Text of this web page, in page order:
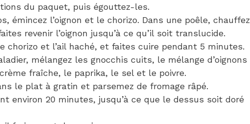
du paquet, puis égouttez-les.
émincez l’oignon et le chorizo. Dans une poêle, chauffez
revenir l’oignon jusqu’à ce qu’il soit translucide.
chorizo et l’ail haché, et faites cuire pendant 5 minutes.
mélangez les gnocchis cuits, le mélange d’oignons
fraîche, le paprika, le sel et le poivre.
le plat à gratin et parsemez de fromage râpé.
environ 20 minutes, jusqu’à ce que le dessus soit doré